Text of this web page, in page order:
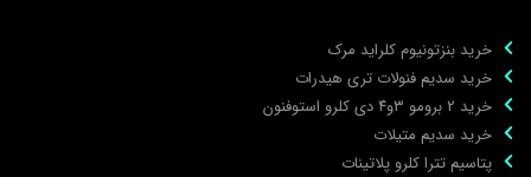
خرید بنزتونیوم کلراید مرک
خرید سدیم فنولات تری هیدرات
خرید ۲ برومو ۳و۴ دی‌ کلرو استوفنون
خرید سدیم متیلات
پتاسیم تترا کلرو پلاتینات